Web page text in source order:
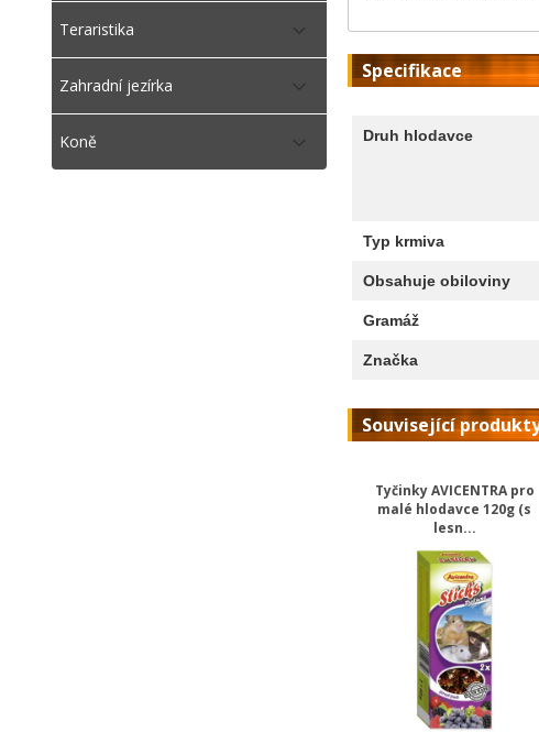
Teraristika
Zahradní jezírka
Koně
Specifikace
Druh hlodavce
Typ krmiva
Obsahuje obiloviny
Gramáž
Značka
Související
Tyčinky AVICENTRA pro
malé hlodavce 120g (s
lesn...